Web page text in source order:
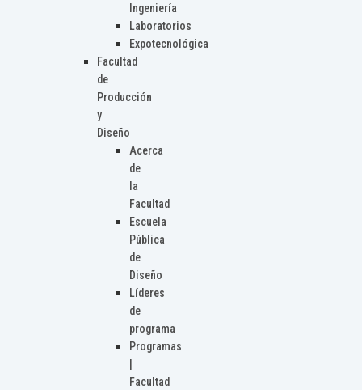
Ingeniería
Laboratorios
Expotecnológica
Facultad
de
Producción
y
Diseño
Acerca
de
la
Facultad
Escuela
Pública
de
Diseño
Líderes
de
programa
Programas
Facultad